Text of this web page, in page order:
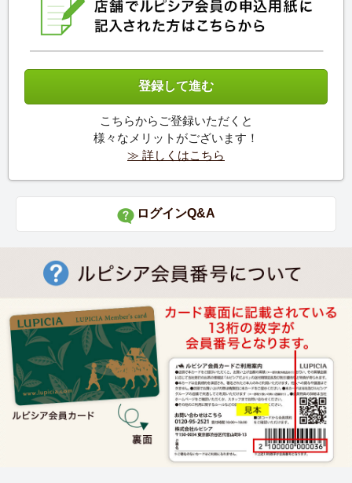
こちらからご登録いただくと
様々なメリットがございます！
≫ 詳しくはこちら